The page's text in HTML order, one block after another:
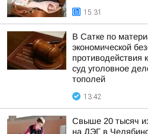
15:31
В Сатке по
экономической
противодействия
суд уголовное
тополей
13:42
Свыше 20 тысяч
на ДЭГ в